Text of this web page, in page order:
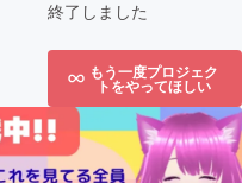
終了しました
もう一度プロジェク
トをやってほしい